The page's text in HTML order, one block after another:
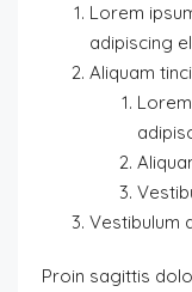
Lorem
adipiscing
Aliquam
Vestibulum
Proin sagittis